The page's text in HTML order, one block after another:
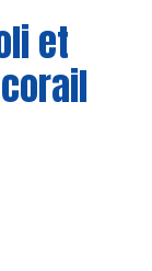
et